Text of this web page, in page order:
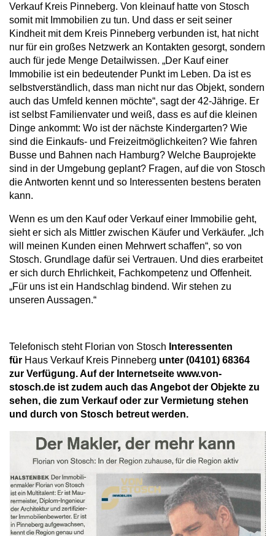
Verkauf Kreis Pinneberg. Von kleinauf hatte von Stosch
somit mit Immobilien zu tun. Und dass er seit seiner
Kindheit mit dem Kreis Pinneberg verbunden ist, hat nicht
nur für ein großes Netzwerk an Kontakten gesorgt, sondern
auch für jede Menge Detailwissen. „Der Kauf einer
Immobilie ist ein bedeutender Punkt im Leben. Da ist es
selbstverständlich, dass man nicht nur das Objekt, sondern
auch das Umfeld kennen möchte“, sagt der 42-Jährige. Er
ist selbst Familienvater und weiß, dass es auf die kleinen
Dinge ankommt: Wo ist der nächste Kindergarten? Wie
sind die Einkaufs- und Freizeitmöglichkeiten? Wie fahren
Busse und Bahnen nach Hamburg? Welche Bauprojekte
sind in der Umgebung geplant? Fragen, auf die von Stosch
die Antworten kennt und so Interessenten bestens beraten
kann.
Wenn es um den Kauf oder Verkauf einer Immobilie geht,
sieht er sich als Mittler zwischen Käufer und Verkäufer. „Ich
will meinen Kunden einen Mehrwert schaffen“, so von
Stosch. Grundlage dafür sei Vertrauen. Und dies erarbeitet
er sich durch Ehrlichkeit, Fachkompetenz und Offenheit.
„Für uns ist ein Handschlag bindend. Wir stehen zu
unseren Aussagen.“
Telefonisch steht Florian von Stosch Interessenten
für Haus Verkauf Kreis Pinneberg unter (04101) 68364
zur Verfügung. Auf der Internetseite www.von-
stosch.de ist zudem auch das Angebot der Objekte zu
sehen, die zum Verkauf oder zur Vermietung stehen
und durch von Stosch betreut werden.